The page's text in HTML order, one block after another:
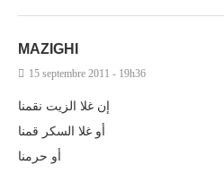
MAZIGHI
15 septembre 2011 - 19h36
إن غلا الزيت نقمنا
أو غلا السكر قمنا
أو حرمنا